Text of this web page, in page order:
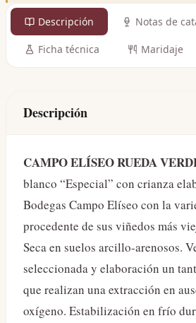
Descripción Notas de
Ficha técnica Maridaje
Descripción
CAMPO ELÍSEO RUEDA
blanco “Especial” con crianza
Bodegas Campo Elíseo con la
procedente de sus viñedos más
Seca en suelos arcillo-arenosos.
seleccionada y elaboración un
que realizan una extracción en
oxígeno. Estabilización en frío